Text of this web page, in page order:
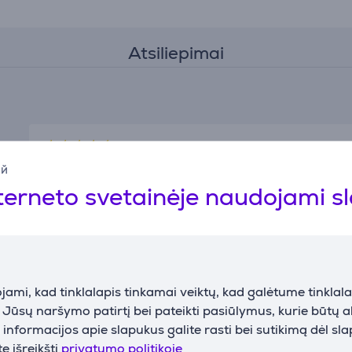
svetainėje naudojami
kad tinklalapis tinkamai veiktų, kad galėtume
naršymo patirtį bei pateikti pasiūlymus, kurie būtų
apie slapukus galite rasti bei sutikimą dėl
išreikšti privatumo politikoje
Atsiliepimai
Patenkintas, veikia
Ago